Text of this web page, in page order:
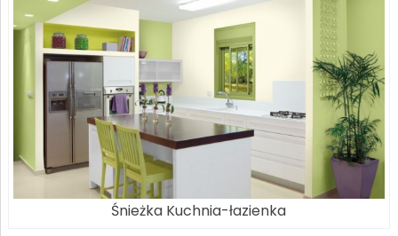
Śnieżka Kuchnia-łazienka